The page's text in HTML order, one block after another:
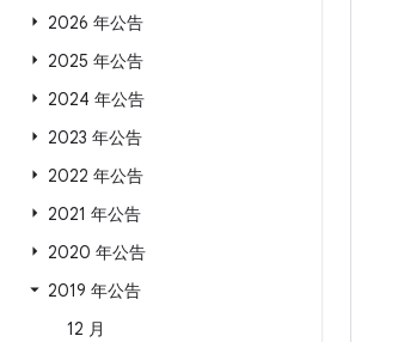
2026 年公告
2025 年公告
2024 年公告
2023 年公告
2022 年公告
2021 年公告
2020 年公告
2019 年公告
12 月